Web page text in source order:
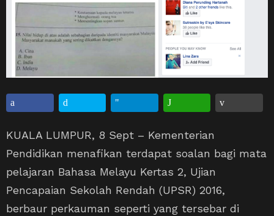
KUALA LUMPUR, 8 Sept – Kementerian
Pendidikan menafikan terdapat soalan bagi mata
pelajaran Bahasa Melayu Kertas 2, Ujian
Pencapaian Sekolah Rendah (UPSR) 2016,
berbaur perkauman seperti yang tersebar di